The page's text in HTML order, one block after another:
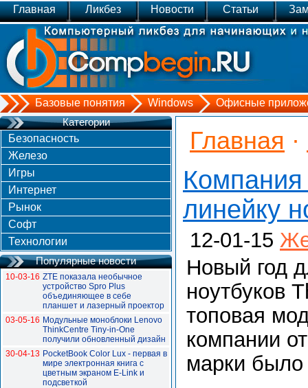
Главная Ликбез Новости Статьи
Базовые понятия Windows
Офисные
Категории
Безопасность
Железо
Игры
Интернет
Рынок
Софт
Технологии
Популярные новости
10-03-16 ZTE показала необычное
устройство Spro Plus
объединяющее в себе
планшет и лазерный проектор
03-05-16 Модульные моноблоки Lenovo
ThinkCentre Tiny-in-One
получили обновленный дизайн
30-04-13 PocketBook Color Lux - первая в
мире электронная книга с
цветным экраном E-Link и
подсветкой
Главная ·
линейку
12-01-15
Новый год
ноутбуков
топовая
компании
марки было